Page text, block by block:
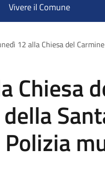
Vivere il Comune
12 alla Chiesa del
Chiesa